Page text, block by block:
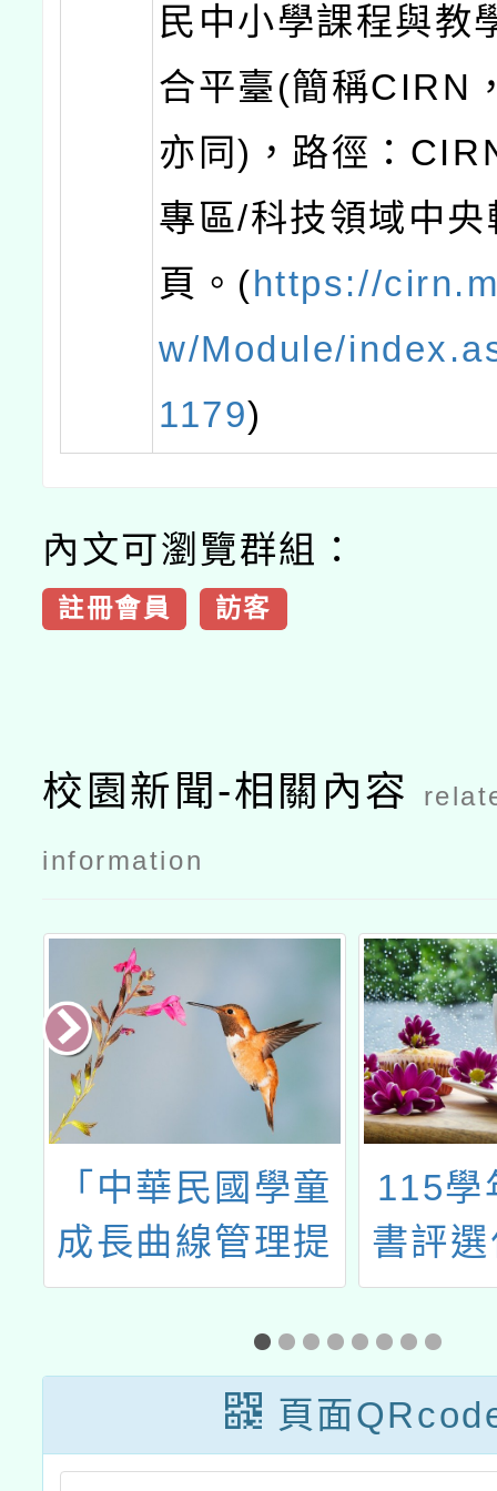
民中小學課程與教
合平臺(簡稱CIRN
亦同)，路徑：
專區/科技領域中
頁。(https://
w/Module/
1179)
內文可瀏覽群組：
註冊會員 訪客
校園新聞-相關內容
information
「中華民國學童
成長曲線管理提
升推廣計畫」
115學
書評
頁面